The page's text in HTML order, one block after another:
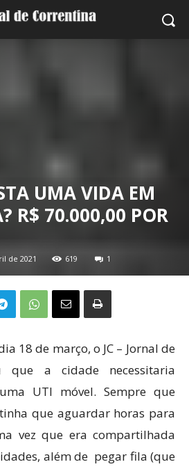
UMA VIDA EM
R$ 70.000,00 POR
de 2021 619 1
18 de março, o JC – Jornal de
que a cidade necessitaria
UTI móvel. Sempre que
que aguardar horas para
vez que era compartilhada
além de pegar fila (que